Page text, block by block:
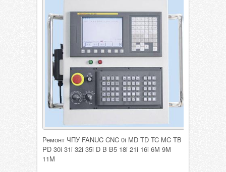
Ремонт ЧПУ FANUC CNC 0i MD TD TC MC TB
PD 30i 31i 32i 35i D B B5 18i 21i 16i 6M 9M
11M